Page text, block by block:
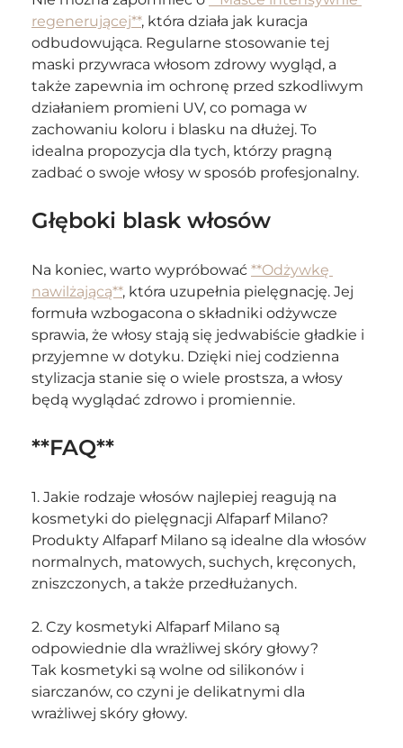
regenerującej**, która działa jak kuracja
odbudowująca. Regularne stosowanie tej
maski przywraca włosom zdrowy wygląd, a
także zapewnia im ochronę przed szkodliwym
działaniem promieni UV, co pomaga w
zachowaniu koloru i blasku na dłużej. To
idealna propozycja dla tych, którzy pragną
zadbać o swoje włosy w sposób profesjonalny.
Głęboki blask włosów
Na koniec, warto wypróbować **Odżywkę
nawilżającą**, która uzupełnia pielęgnację. Jej
formuła wzbogacona o składniki odżywcze
sprawia, że włosy stają się jedwabiście gładkie i
przyjemne w dotyku. Dzięki niej codzienna
stylizacja stanie się o wiele prostsza, a włosy
będą wyglądać zdrowo i promiennie.
**FAQ**
1. Jakie rodzaje włosów najlepiej reagują na
kosmetyki do pielęgnacji Alfaparf Milano?
Produkty Alfaparf Milano są idealne dla włosów
normalnych, matowych, suchych, kręconych,
zniszczonych, a także przedłużanych.
2. Czy kosmetyki Alfaparf Milano są
odpowiednie dla wrażliwej skóry głowy?
Tak kosmetyki są wolne od silikonów i
siarczanów, co czyni je delikatnymi dla
wrażliwej skóry głowy.